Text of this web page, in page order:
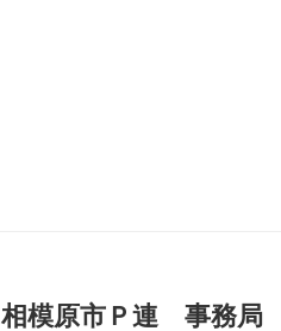
相模原市Ｐ連 事務局